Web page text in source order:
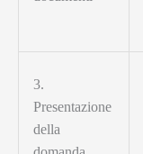
3.
Presentazione
della